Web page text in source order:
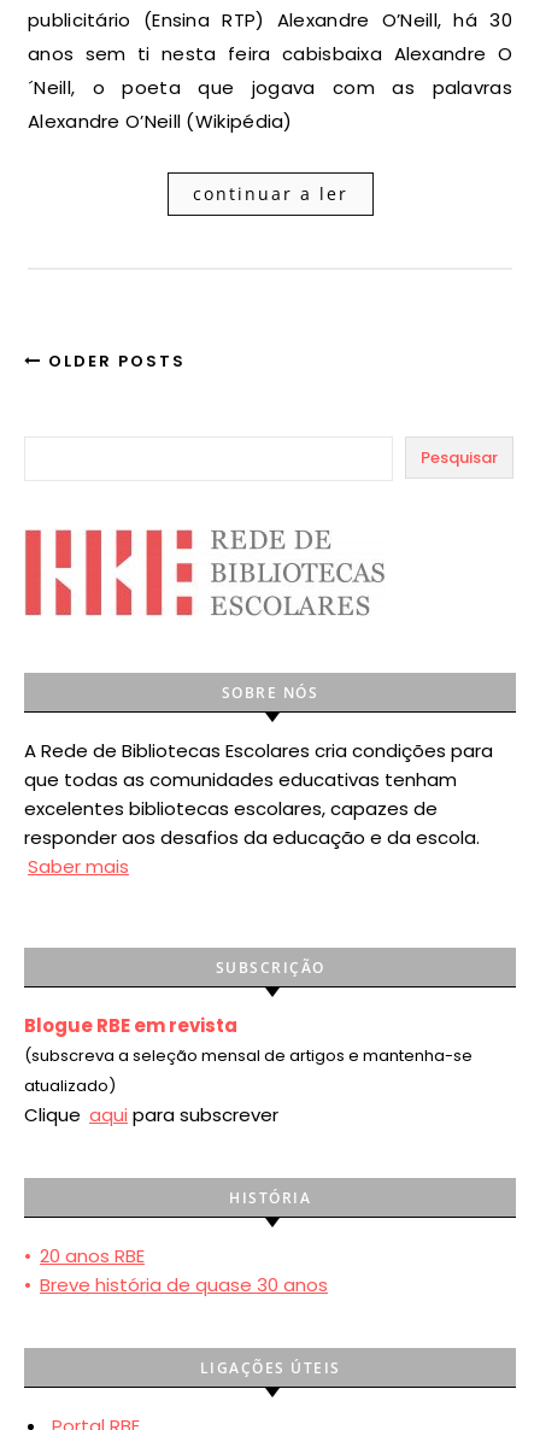
publicitário (Ensina RTP) Alexandre O’Neill, há 30
anos sem ti nesta feira cabisbaixa Alexandre O
´Neill, o poeta que jogava com as palavras
Alexandre O’Neill (Wikipédia)
continuar a ler
OLDER POSTS
Pesquisar
SOBRE NÓS
A Rede de Bibliotecas Escolares cria condições para
que todas as comunidades educativas tenham
excelentes bibliotecas escolares, capazes de
responder aos desafios da educação e da escola.
Saber mais
SUBSCRIÇÃO
Blogue RBE em revista
(subscreva a seleção mensal de artigos e mantenha-se
atualizado)
Clique aqui para subscrever
HISTÓRIA
• 20 anos RBE
• Breve história de quase 30 anos
LIGAÇÕES ÚTEIS